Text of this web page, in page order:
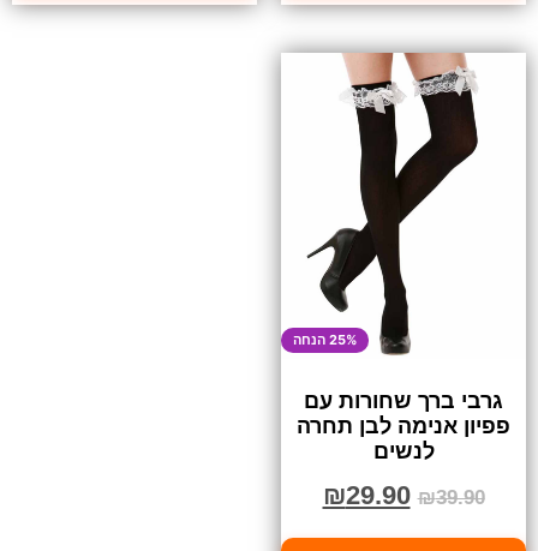
25% הנחה
גרבי ברך שחורות עם
פפיון אנימה לבן תחרה
לנשים
₪39.90
₪29.90